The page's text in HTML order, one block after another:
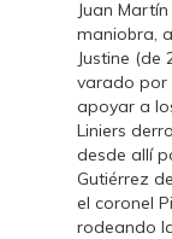
Juan
maniobra,
Justine (de
varado por
apoyar a
Liniers
desde allí
Gutiérrez
el coronel
rodeando